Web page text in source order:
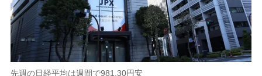
先週の日経平均は週間で981.30円安